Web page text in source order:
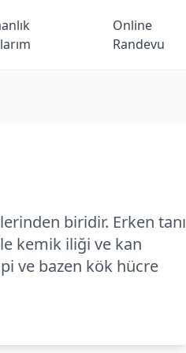
Online
Randevu
biridir. Erken tanı
kemik iliği ve kan
ve bazen kök hücre